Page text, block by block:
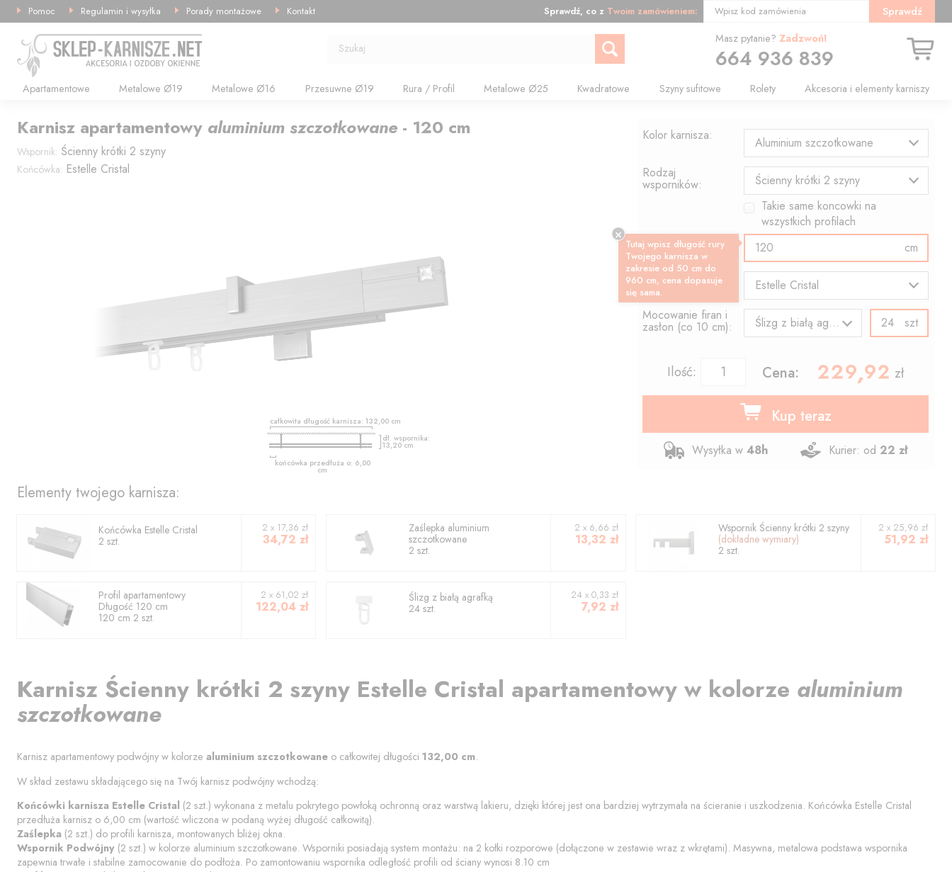
Sprawdź, co z Twoim zamówieniem: Wpisz kod zamówienia Sprawdź
Szukaj
Apartamentowe Metalowe Ø19 Metalowe Ø16 Przesuwne Ø19 Rura / Profil Metalowe Ø25 Kwadratowe Szyny sufitowe Rolety Akcesoria i elementy karniszy
Pomoc Regulamin i wysyłka Porady montażowe Kontakt
Masz pytanie?Zadzwoń!
664 936 839
Karnisz apartamentowy aluminium szczotkowane - 120 cm
Wspornik: Ścienny krótki 2 szyny
Końcówka: Estelle Cristal
całkowita długość karnisza: 132,00cm
dł. wspornika:
13,20cm
końcówka przedłuża o: 6,00
cm
Kolor karnisza:
Aluminium szczotkowane
Rodzaj
wsporników:
Ścienny krótki 2 szyny
Takie same koncowki na
wszystkich profilach
Długość profilu:
cm
Wzór końcówki:
Estelle Cristal
Mocowanie firan i
zasłon (co 10 cm): Ślizg z białą agrafką szt
Ilość: Cena: , zł
Kup teraz
Wysyłka w 48h Kurier: od 22 zł
Tutaj wpisz długość rury
Twojego karnisza w
zakresie od 50 cm do
960 cm, cena dopasuje
się sama.
Elementy twojego karnisza:
Końcówka Estelle Cristal
2 szt.
2 x 17,36 zł
34,72 zł
Zaślepka aluminium
szczotkowane
2 szt.
2 x 6,66 zł
13,32 zł
Wspornik Ścienny krótki 2 szyny
(dokładne wymiary)
2 szt.
2 x 25,96 zł
51,92 zł
Profil apartamentowy
Długość 120 cm
120 cm2 szt.
2 x 61,02 zł
122,04 zł
Ślizg z białą agrafką
24 szt.
24 x 0,33 zł
7,92 zł
Karnisz Ścienny krótki 2 szyny Estelle Cristal apartamentowy w kolorze aluminium
szczotkowane
Karnisz apartamentowy podwójny w kolorze aluminium szczotkowane o całkowitej długości 132,00 cm.
W skład zestawu składającego się na Twój karnisz podwójny wchodzą:
Końcówki karnisza Estelle Cristal (2 szt.) wykonana z metalu pokrytego powłoką ochronną oraz warstwą lakieru, dzięki której jest ona bardziej wytrzymała na ścieranie i uszkodzenia. Końcówka Estelle Cristal
przedłuża karnisz o 6,00 cm (wartość wliczona w podaną wyżej długość całkowitą).
Zaślepka (2 szt.) do profili karnisza, montowanych bliżej okna.
Wspornik Podwójny (2 szt.) w kolorze aluminium szczotkowane. Wsporniki posiadają system montażu: na 2 kołki rozporowe (dołączone w zestawie wraz z wkrętami). Masywna, metalowa podstawa wspornika
zapewnia trwałe i stabilne zamocowanie do podłoża. Po zamontowaniu wspornika odległość profili od ściany wynosi 8.10 cm